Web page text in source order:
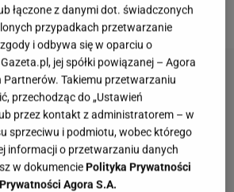
klasy każdej stylizacji.
łączone z danymi dot. świadczonych
przypadkach przetwarzanie
i odbywa się w oparciu o
jej spółki powiązanej – Agora
Partnerów. Takiemu przetwarzaniu
przechodząc do „Ustawień
przez kontakt z administratorem – w
sprzeciwu i podmiotu, wobec którego
informacji o przetwarzaniu danych
w dokumenciePolityka Prywatności
Agora S.A.